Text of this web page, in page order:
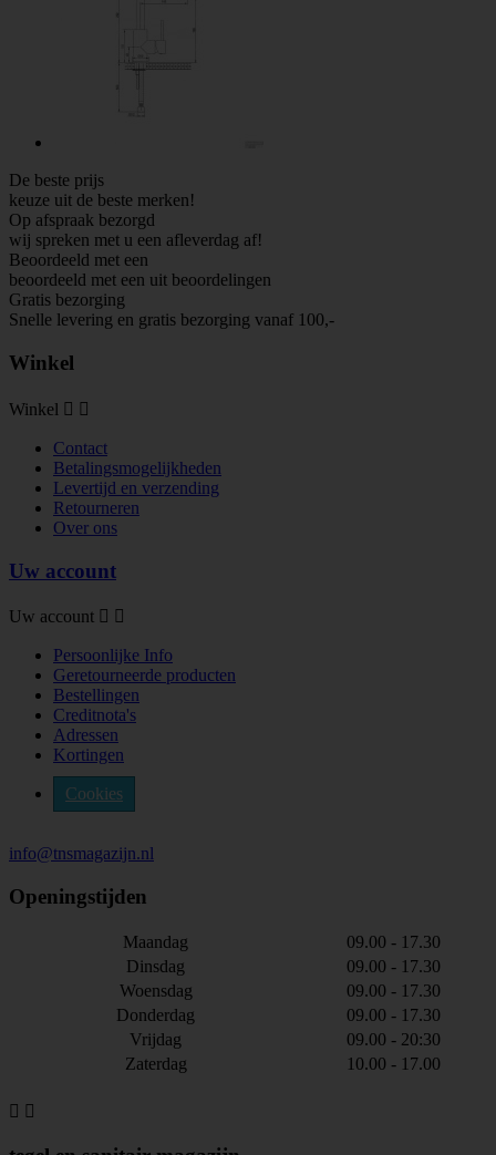
De beste prijs
keuze uit de beste merken!
Op afspraak bezorgd
wij spreken met u een afleverdag af!
Beoordeeld met een
beoordeeld met een uit beoordelingen
Gratis bezorging
Snelle levering en gratis bezorging vanaf 100,-
Winkel
Winkel  
Contact
Betalingsmogelijkheden
Levertijd en verzending
Retourneren
Over ons
Uw account
Uw account  
Persoonlijke Info
Geretourneerde producten
Bestellingen
Creditnota's
Adressen
Kortingen
Cookies
info@tnsmagazijn.nl
Openingstijden
Maandag
09.00 - 17.30
Dinsdag
09.00 - 17.30
Woensdag
09.00 - 17.30
Donderdag
09.00 - 17.30
Vrijdag
09.00 - 20:30
Zaterdag
10.00 - 17.00
 